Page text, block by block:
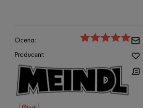
Ocena:
Producent: